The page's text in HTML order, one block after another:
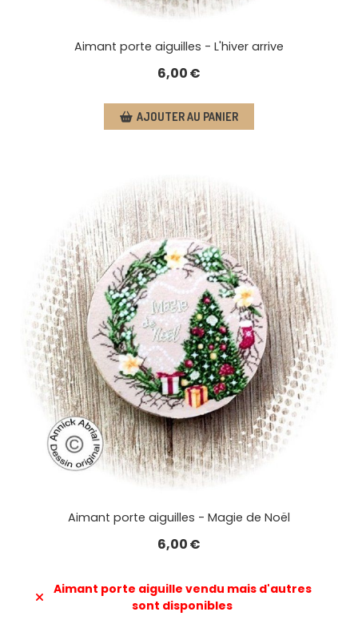
Aimant porte aiguilles - L'hiver arrive
6,00€
AJOUTER AU PANIER
Aimant porte aiguilles - Magie de Noël
6,00€
Aimant porte aiguille vendu mais d'autres
sont disponibles